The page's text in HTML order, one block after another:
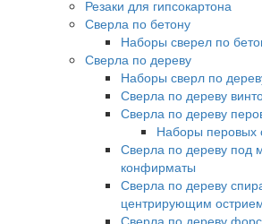
Резаки для гипсокартона
Сверла по бетону
Наборы сверел по
Сверла по дереву
Наборы сверл по
Сверла по дереву
Сверла по дереву
Наборы перовых
Сверла по дереву под
конфирматы
Сверла по дереву
центрирующим
Сверла по дереву